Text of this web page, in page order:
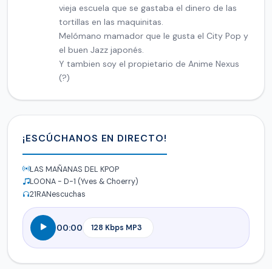
vieja escuela que se gastaba el dinero de las
tortillas en las maquinitas.
Melómano mamador que le gusta el City Pop y
el buen Jazz japonés.
Y tambien soy el propietario de Anime Nexus
(?)
¡ESCÚCHANOS EN DIRECTO!
LAS MAÑANAS DEL KPOP
LOONA - D-1 (Yves & Choerry)
21RANescuchas
00:00